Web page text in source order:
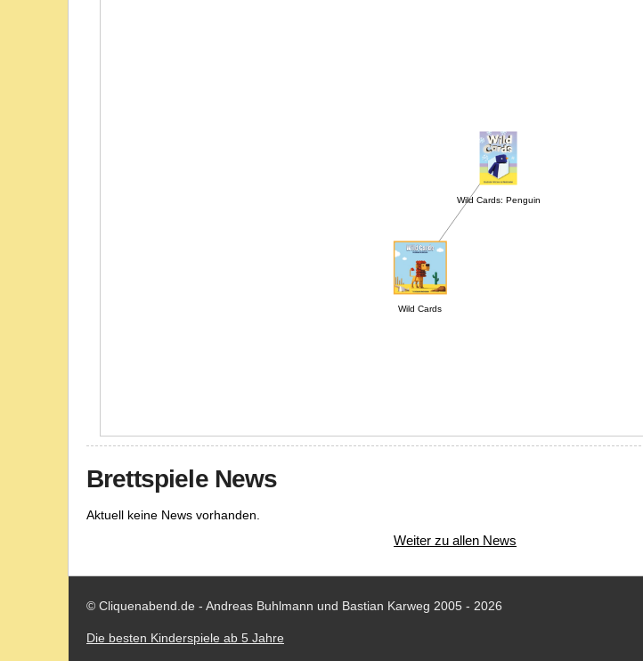
Wild Cards
Wild Cards: Penguin
Brettspiele News
Aktuell keine News vorhanden.
Weiter zu allen News
© Cliquenabend.de - Andreas Buhlmann und Bastian Karweg 2005 - 2026
Die besten Kinderspiele ab 5 Jahre